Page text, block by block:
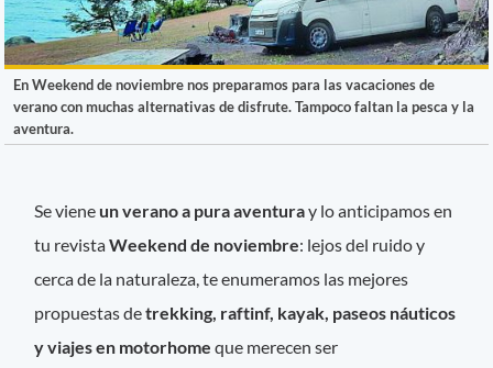
En Weekend de noviembre nos preparamos para las vacaciones de
verano con muchas alternativas de disfrute. Tampoco faltan la pesca y la
aventura.
Se viene un verano a pura aventuray lo anticipamos en
tu revistaWeekend de noviembre: lejos del ruido y
cerca de la naturaleza, te enumeramos las mejores
propuestas detrekking, raftinf, kayak, paseos náuticos
y viajes en motorhome que merecen ser